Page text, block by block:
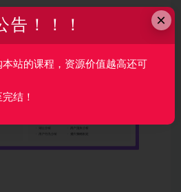
×
告！！！
站的课程，资源价值越高还可
结！